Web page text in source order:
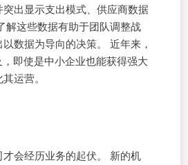
出显示支出模式、供应商数据
解这些数据有助于团队调整战
数据为导向的决策。 近年来，
即使是中小企业也能获得强大
运营。
会经历业务的起伏。 新的机